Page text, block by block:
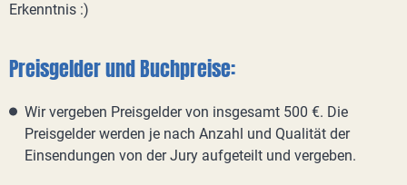
Erkenntnis :)
Preisgelder und Buchpreise:
Wir vergeben Preisgelder von insgesamt 500 €. Die
Preisgelder werden je nach Anzahl und Qualität der
Einsendungen von der Jury aufgeteilt und vergeben.